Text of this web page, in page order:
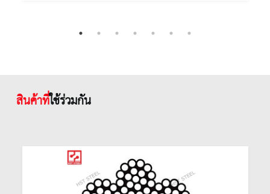
สินค้าที่ใช้ร่วมกัน